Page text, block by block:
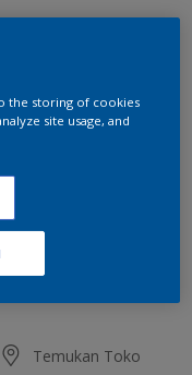
Hitung
Temukan Toko
the storing of cookies
site usage, and